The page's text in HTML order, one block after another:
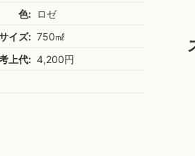
色: ロゼ
イズ: 750㎖
上代: 4,200円